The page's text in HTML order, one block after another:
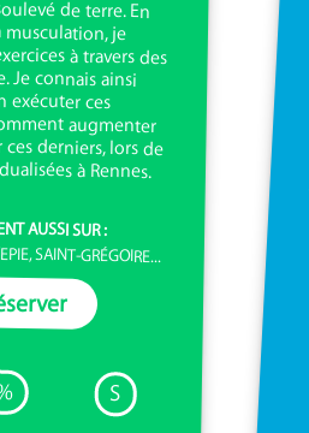
à Rennes.
AUSSI SUR :
SAINT-GRÉGOIRE...
S